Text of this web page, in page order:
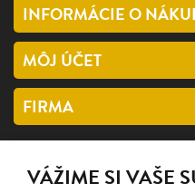
INFORMÁCIE O
MÔJ ÚČET
FIRMA
SLEDUJTE NÁS
facebook
VÁŽIME SI VAŠE